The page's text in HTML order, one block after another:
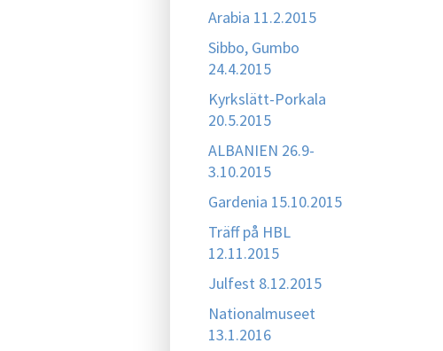
Arabia 11.2.2015
Sibbo, Gumbo
24.4.2015
Kyrkslätt-Porkala
20.5.2015
ALBANIEN 26.9-
3.10.2015
Gardenia 15.10.2015
Träff på HBL
12.11.2015
Julfest 8.12.2015
Nationalmuseet
13.1.2016